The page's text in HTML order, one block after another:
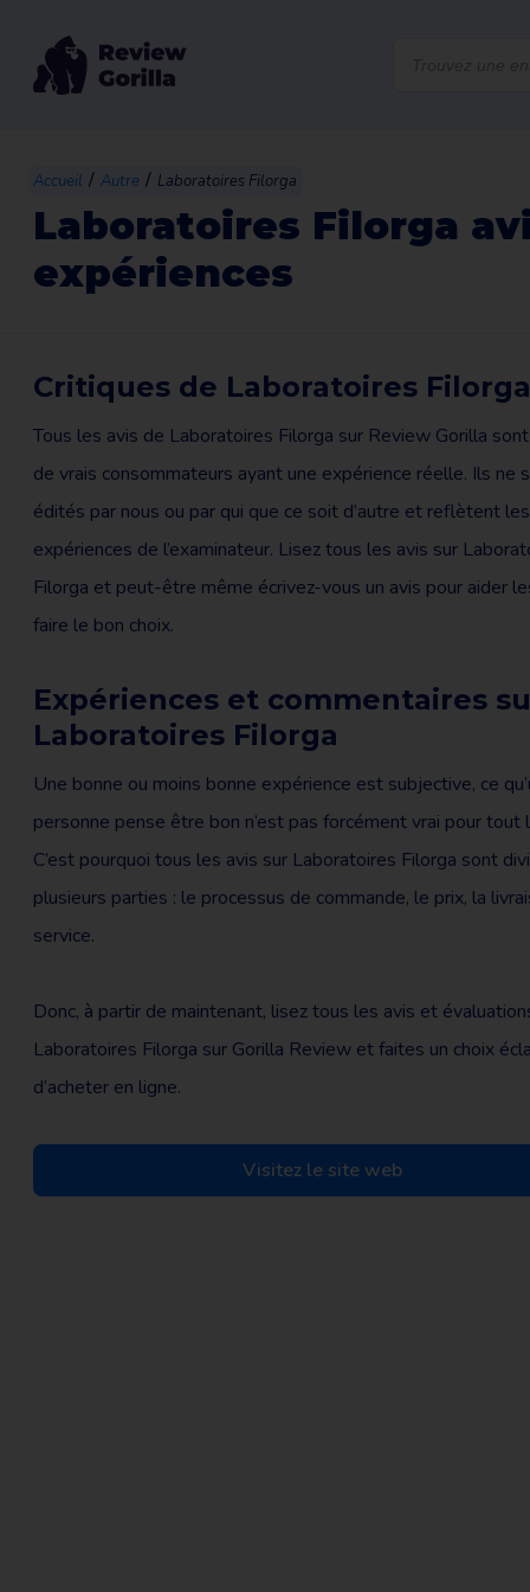
Accueil / Autre / Laboratoires Filorga
Laboratoires Filorga
expériences
Critiques de Laboratoires Filorga
Tous les avis de Laboratoires Filorga sur Review Gorilla
de vrais consommateurs ayant une expérience réelle. Ils ne
édités par nous ou par qui que ce soit d’autre et reflètent les
expériences de l’examinateur. Lisez tous les avis sur
Filorga et peut-être même écrivez-vous un avis pour aider
faire le bon choix.
Expériences et commentaires
Laboratoires Filorga
Une bonne ou moins bonne expérience est subjective, ce
personne pense être bon n’est pas forcément vrai pour tout
C’est pourquoi tous les avis sur Laboratoires Filorga sont
plusieurs parties : le processus de commande, le prix, la
service.
Donc, à partir de maintenant, lisez tous les avis et
Laboratoires Filorga sur Gorilla Review et faites un choix
d’acheter en ligne.
Visitez le site web